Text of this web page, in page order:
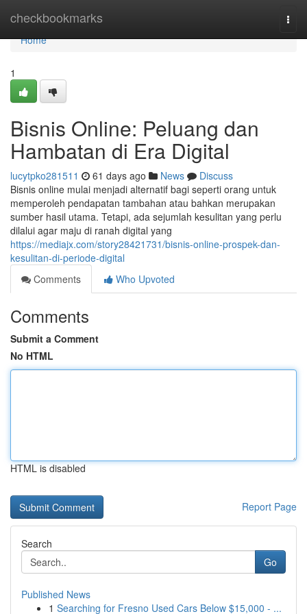
checkbookmarks
Home
Home
1
Bisnis Online: Peluang dan
Hambatan di Era Digital
lucytpko281511 61 days ago News
Discuss
Bisnis online mulai menjadi alternatif bagi seperti orang untuk
memperoleh pendapatan tambahan atau bahkan merupakan
sumber hasil utama. Tetapi, ada sejumlah kesulitan yang perlu
dilalui agar maju di ranah digital yang
https://mediajx.com/story28421731/bisnis-online-prospek-dan-
kesulitan-di-periode-digital
Comments
Who Upvoted
Comments
Submit a Comment
No HTML
HTML is disabled
Report Page
Search
Go
Published News
1 Searching for Fresno Used Cars Below $15,000 - ...